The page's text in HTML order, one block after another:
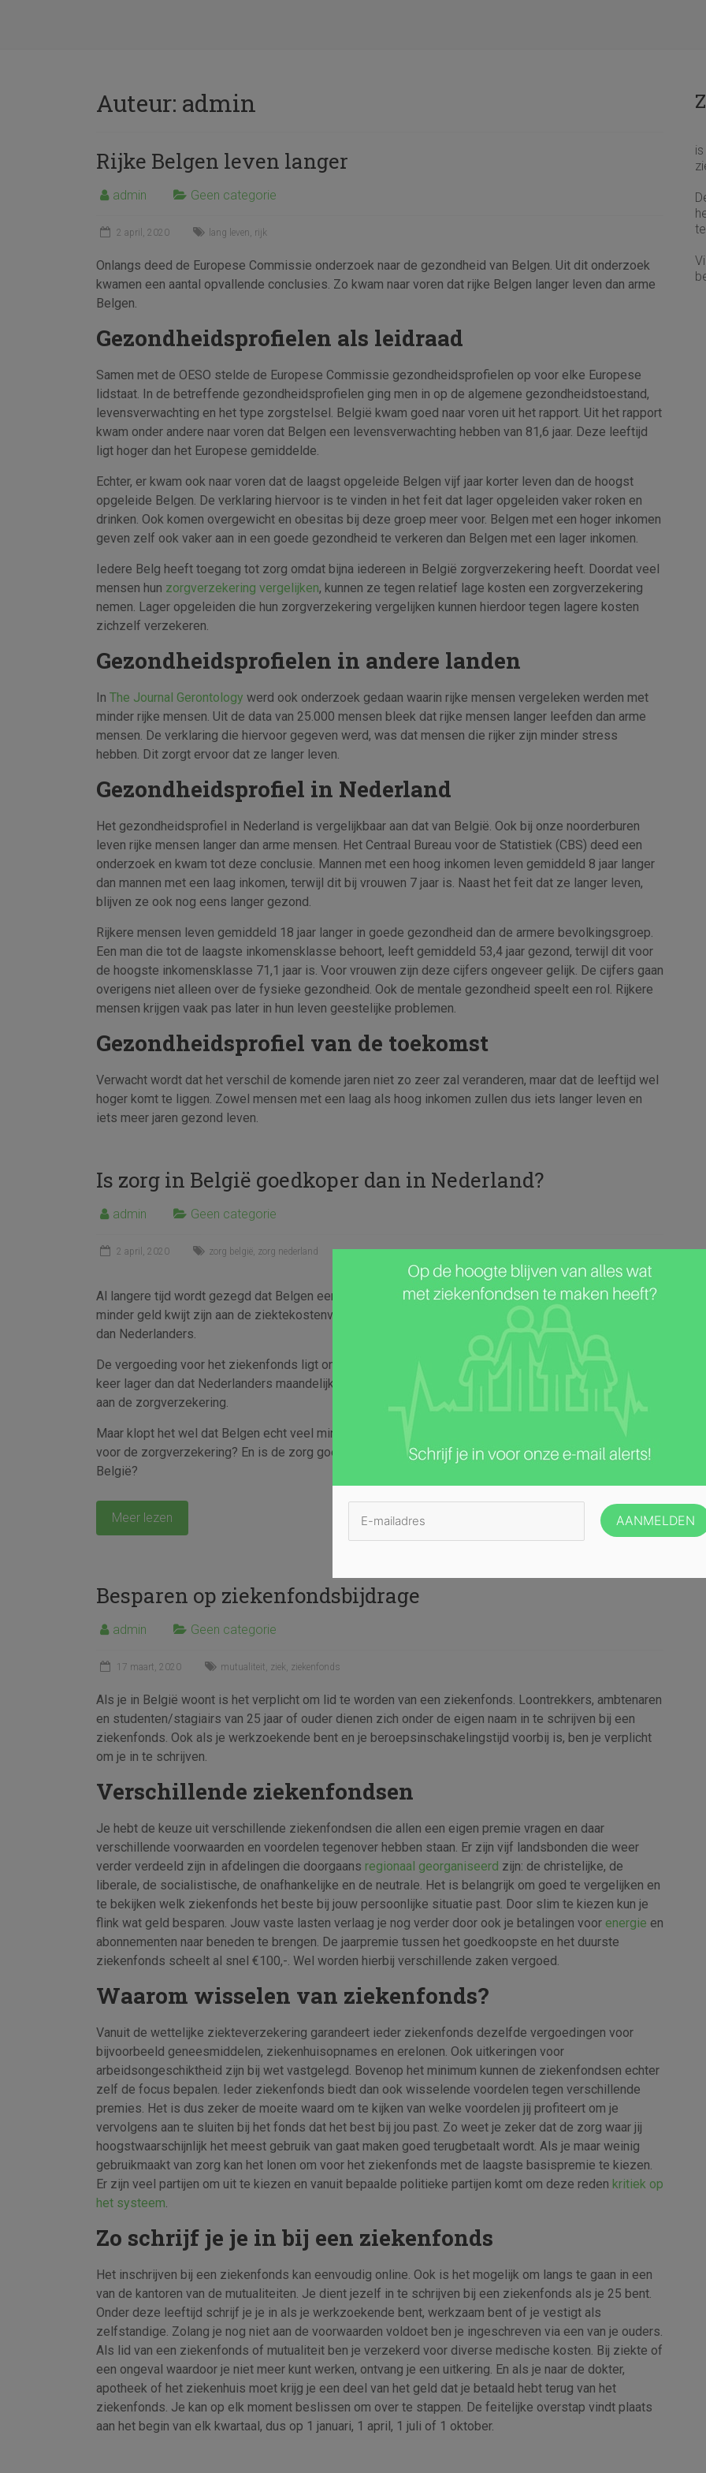
Auteur: admin
Rijke Belgen leven langer
admin Geen categorie
2 april, 2020 lang leven, rijk
Onlangs deed de Europese Commissie onderzoek naar de gezondheid van Belgen. Uit dit onderzoek
kwamen een aantal opvallende conclusies. Zo kwam naar voren dat rijke Belgen langer leven dan arme
Belgen.
Gezondheidsprofielen als leidraad
Samen met de OESO stelde de Europese Commissie gezondheidsprofielen op voor elke Europese
lidstaat. In de betreffende gezondheidsprofielen ging men in op de algemene gezondheidstoestand,
levensverwachting en het type zorgstelsel. België kwam goed naar voren uit het rapport. Uit het rapport
kwam onder andere naar voren dat Belgen een levensverwachting hebben van 81,6 jaar. Deze leeftijd
ligt hoger dan het Europese gemiddelde.
Echter, er kwam ook naar voren dat de laagst opgeleide Belgen vijf jaar korter leven dan de hoogst
opgeleide Belgen. De verklaring hiervoor is te vinden in het feit dat lager opgeleiden vaker roken en
drinken. Ook komen overgewicht en obesitas bij deze groep meer voor. Belgen met een hoger inkomen
geven zelf ook vaker aan in een goede gezondheid te verkeren dan Belgen met een lager inkomen.
Iedere Belg heeft toegang tot zorg omdat bijna iedereen in België zorgverzekering heeft. Doordat veel
mensen hun zorgverzekering vergelijken, kunnen ze tegen relatief lage kosten een zorgverzekering
nemen. Lager opgeleiden die hun zorgverzekering vergelijken kunnen hierdoor tegen lagere kosten
zichzelf verzekeren.
Gezondheidsprofielen in andere landen
In The Journal Gerontology werd ook onderzoek gedaan waarin rijke mensen vergeleken werden met
minder rijke mensen. Uit de data van 25.000 mensen bleek dat rijke mensen langer leefden dan arme
mensen. De verklaring die hiervoor gegeven werd, was dat mensen die rijker zijn minder stress
hebben. Dit zorgt ervoor dat ze langer leven.
Gezondheidsprofiel in Nederland
Het gezondheidsprofiel in Nederland is vergelijkbaar aan dat van België. Ook bij onze noorderburen
leven rijke mensen langer dan arme mensen. Het Centraal Bureau voor de Statistiek (CBS) deed een
onderzoek en kwam tot deze conclusie. Mannen met een hoog inkomen leven gemiddeld 8 jaar langer
dan mannen met een laag inkomen, terwijl dit bij vrouwen 7 jaar is. Naast het feit dat ze langer leven,
blijven ze ook nog eens langer gezond.
Rijkere mensen leven gemiddeld 18 jaar langer in goede gezondheid dan de armere bevolkingsgroep.
Een man die tot de laagste inkomensklasse behoort, leeft gemiddeld 53,4 jaar gezond, terwijl dit voor
de hoogste inkomensklasse 71,1 jaar is. Voor vrouwen zijn deze cijfers ongeveer gelijk. De cijfers gaan
overigens niet alleen over de fysieke gezondheid. Ook de mentale gezondheid speelt een rol. Rijkere
mensen krijgen vaak pas later in hun leven geestelijke problemen.
Gezondheidsprofiel van de toekomst
Verwacht wordt dat het verschil de komende jaren niet zo zeer zal veranderen, maar dat de leeftijd wel
hoger komt te liggen. Zowel mensen met een laag als hoog inkomen zullen dus iets langer leven en
iets meer jaren gezond leven.
Is zorg in België goedkoper dan in Nederland?
admin Geen categorie
2 april, 2020 zorg belgië, zorg nederland
Al langere tijd wordt gezegd dat Belgen een stuk
minder geld kwijt zijn aan de ziektekostenverzekering
dan Nederlanders.
De vergoeding voor het ziekenfonds ligt ongeveer 17
keer lager dan dat Nederlanders maandelijks kwijt zijn
aan de zorgverzekering.
Maar klopt het wel dat Belgen echt veel minder betalen
voor de zorgverzekering? En is de zorg goedkoper in
België?
Meer lezen
Besparen op ziekenfondsbijdrage
admin Geen categorie
17 maart, 2020 mutualiteit, ziek, ziekenfonds
Als je in België woont is het verplicht om lid te worden van een ziekenfonds. Loontrekkers, ambtenaren
en studenten/stagiairs van 25 jaar of ouder dienen zich onder de eigen naam in te schrijven bij een
ziekenfonds. Ook als je werkzoekende bent en je beroepsinschakelingstijd voorbij is, ben je verplicht
om je in te schrijven.
Verschillende ziekenfondsen
Je hebt de keuze uit verschillende ziekenfondsen die allen een eigen premie vragen en daar
verschillende voorwaarden en voordelen tegenover hebben staan. Er zijn vijf landsbonden die weer
verder verdeeld zijn in afdelingen die doorgaans regionaal georganiseerd zijn: de christelijke, de
liberale, de socialistische, de onafhankelijke en de neutrale. Het is belangrijk om goed te vergelijken en
te bekijken welk ziekenfonds het beste bij jouw persoonlijke situatie past. Door slim te kiezen kun je
flink wat geld besparen. Jouw vaste lasten verlaag je nog verder door ook je betalingen voor energie en
abonnementen naar beneden te brengen. De jaarpremie tussen het goedkoopste en het duurste
ziekenfonds scheelt al snel €100,-. Wel worden hierbij verschillende zaken vergoed.
Waarom wisselen van ziekenfonds?
Vanuit de wettelijke ziekteverzekering garandeert ieder ziekenfonds dezelfde vergoedingen voor
bijvoorbeeld geneesmiddelen, ziekenhuisopnames en erelonen. Ook uitkeringen voor
arbeidsongeschiktheid zijn bij wet vastgelegd. Bovenop het minimum kunnen de ziekenfondsen echter
zelf de focus bepalen. Ieder ziekenfonds biedt dan ook wisselende voordelen tegen verschillende
premies. Het is dus zeker de moeite waard om te kijken van welke voordelen jij profiteert om je
vervolgens aan te sluiten bij het fonds dat het best bij jou past. Zo weet je zeker dat de zorg waar jij
hoogstwaarschijnlijk het meest gebruik van gaat maken goed terugbetaalt wordt. Als je maar weinig
gebruikmaakt van zorg kan het lonen om voor het ziekenfonds met de laagste basispremie te kiezen.
Er zijn veel partijen om uit te kiezen en vanuit bepaalde politieke partijen komt om deze reden kritiek op
het systeem.
Zo schrijf je je in bij een ziekenfonds
Het inschrijven bij een ziekenfonds kan eenvoudig online. Ook is het mogelijk om langs te gaan in een
van de kantoren van de mutualiteiten. Je dient jezelf in te schrijven bij een ziekenfonds als je 25 bent.
Onder deze leeftijd schrijf je je in als je werkzoekende bent, werkzaam bent of je vestigt als
zelfstandige. Zolang je nog niet aan de voorwaarden voldoet ben je ingeschreven via een van je ouders.
Als lid van een ziekenfonds of mutualiteit ben je verzekerd voor diverse medische kosten. Bij ziekte of
een ongeval waardoor je niet meer kunt werken, ontvang je een uitkering. En als je naar de dokter,
apotheek of het ziekenhuis moet krijg je een deel van het geld dat je betaald hebt terug van het
ziekenfonds. Je kan op elk moment beslissen om over te stappen. De feitelijke overstap vindt plaats
aan het begin van elk kwartaal, dus op 1 januari, 1 april, 1 juli of 1 oktober.